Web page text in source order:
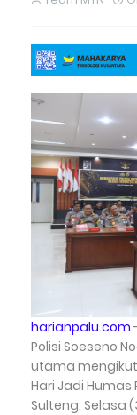
harianpalu.com
Polisi Soeseno
utama
Hari Jadi Humas
Sulteng, Selasa